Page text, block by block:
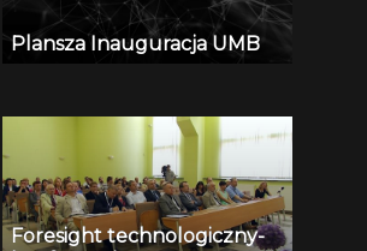
Plansza Inauguracja UMB
Foresight technologiczny-